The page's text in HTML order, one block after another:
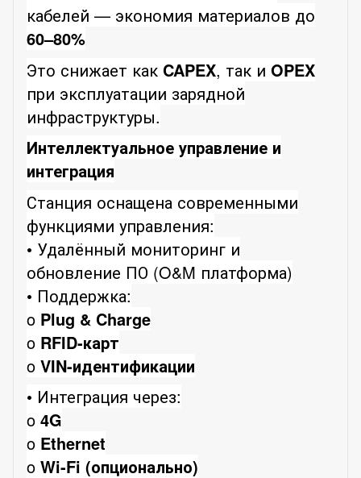
кабелей — экономия материалов до
60–80%
Это снижает как CAPEX, так и OPEX
при эксплуатации зарядной
инфраструктуры.
Интеллектуальное управление и
интеграция
Станция оснащена современными
функциями управления:
• Удалённый мониторинг и
обновление ПО (O&M платформа)
• Поддержка:
o Plug & Charge
o RFID-карт
o VIN-идентификации
• Интеграция через:
o 4G
o Ethernet
o Wi-Fi (опционально)